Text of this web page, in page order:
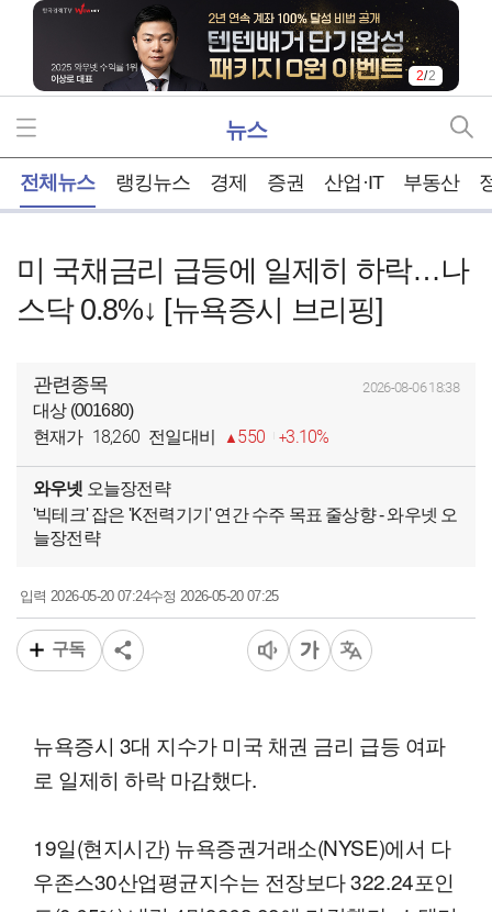
2/2
뉴스
전체뉴스 랭킹뉴스 경제 증권 산업·IT 부동산
미 국채금리 급등에 일제히 하락…나
스닥 0.8%↓ [뉴욕증시 브리핑]
관련종목 2026-08-06 18:38
대상 (001680)
현재가 18,260 전일대비 550 3.10%
와우넷 오늘장전략
'빅테크' 잡은 'K전력기기' 연간 수주 목표 줄상향 - 와우넷 오
늘장전략
입력 2026-05-20 07:24수정 2026-05-20 07:25
구독
뉴욕증시 3대 지수가 미국 채권 금리 급등 여파
로 일제히 하락 마감했다.
19일(현지시간) 뉴욕증권거래소(NYSE)에서 다
우존스30산업평균지수는 전장보다 322.24포인